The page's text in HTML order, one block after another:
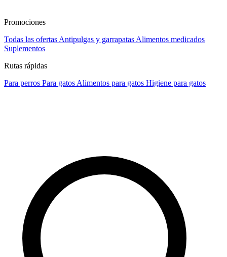
Promociones
Todas las ofertas Antipulgas y garrapatas Alimentos medicados
Suplementos
Rutas rápidas
Para perros Para gatos Alimentos para gatos Higiene para gatos